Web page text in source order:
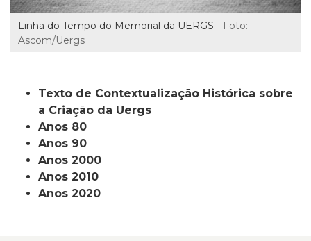
Linha do Tempo do Memorial da UERGS - Foto:
Ascom/Uergs
Texto de Contextualização Histórica sobre
a Criação da Uergs
Anos 80
Anos 90
Anos 2000
Anos 2010
Anos 2020